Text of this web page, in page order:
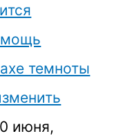
темноты
июня,